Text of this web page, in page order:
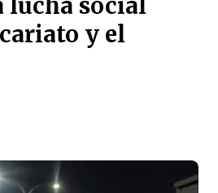
y el